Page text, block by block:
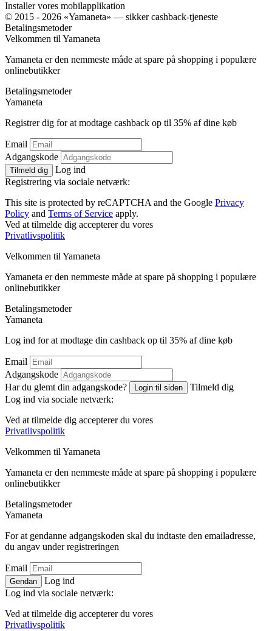
Installer vores mobilapplikation
© 2015 - 2026 «Yamaneta» — sikker cashback-tjeneste
Betalingsmetoder
Velkommen til Yamaneta
Yamaneta er den nemmeste måde at spare på shopping i populære
onlinebutikker
Betalingsmetoder
Yamaneta
Registrer dig for at modtage cashback op til 35% af dine køb
Email
Adgangskode
Tilmeld dig
Log ind
Registrering via sociale netværk:
This site is protected by reCAPTCHA and the Google Privacy
Policy and Terms of Service apply.
Ved at tilmelde dig accepterer du vores
Privatlivspolitik
Velkommen til Yamaneta
Yamaneta er den nemmeste måde at spare på shopping i populære
onlinebutikker
Betalingsmetoder
Yamaneta
Log ind for at modtage din cashback op til 35% af dine køb
Email
Adgangskode
Har du glemt din adgangskode?
Login til siden
Tilmeld dig
Log ind via sociale netværk:
Ved at tilmelde dig accepterer du vores
Privatlivspolitik
Velkommen til Yamaneta
Yamaneta er den nemmeste måde at spare på shopping i populære
onlinebutikker
Betalingsmetoder
Yamaneta
For at gendanne adgangskoden skal du indtaste den emailadresse,
du angav under registreringen
Email
Gendan
Log ind
Log ind via sociale netværk:
Ved at tilmelde dig accepterer du vores
Privatlivspolitik